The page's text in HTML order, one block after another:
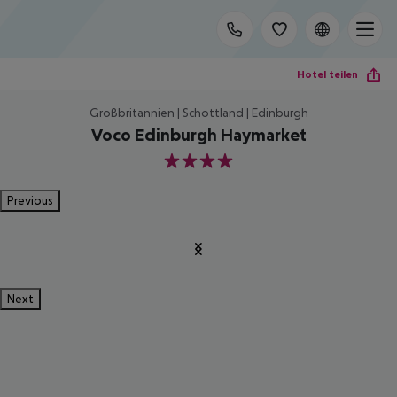
Hotel teilen
Großbritannien | Schottland | Edinburgh
Voco Edinburgh Haymarket
4
Previous
Next